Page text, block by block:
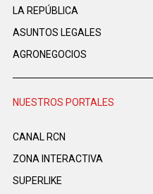
LA REPÚBLICA
ASUNTOS LEGALES
AGRONEGOCIOS
NUESTROS PORTALES
CANAL RCN
ZONA INTERACTIVA
SUPERLIKE